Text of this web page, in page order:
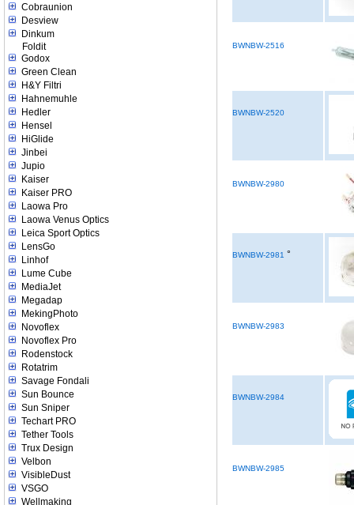
Cobraunion
Desview
Dinkum
Foldit
Godox
Green Clean
H&Y Filtri
Hahnemuhle
Hedler
Hensel
HiGlide
Jinbei
Jupio
Kaiser
Kaiser PRO
Laowa Pro
Laowa Venus Optics
Leica Sport Optics
LensGo
Linhof
Lume Cube
MediaJet
Megadap
MekingPhoto
Novoflex
Novoflex Pro
Rodenstock
Rotatrim
Savage Fondali
Sun Bounce
Sun Sniper
Techart PRO
Tether Tools
Trux Design
Velbon
VisibleDust
VSGO
Wellmaking
BWNBW-2516
BWNBW-2520
BWNBW-2980
BWNBW-2981 °
BWNBW-2983
BWNBW-2984
BWNBW-2985